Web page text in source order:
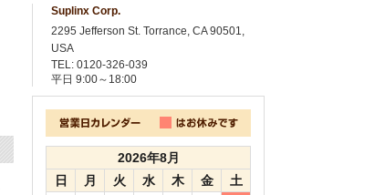
Suplinx Corp.
2295 Jefferson St. Torrance, CA 90501,
USA
TEL: 0120-326-039
平日 9:00～18:00
2026年8月
日
月 火 水 木 金
土